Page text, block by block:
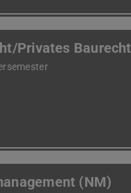
Privates
(NM)